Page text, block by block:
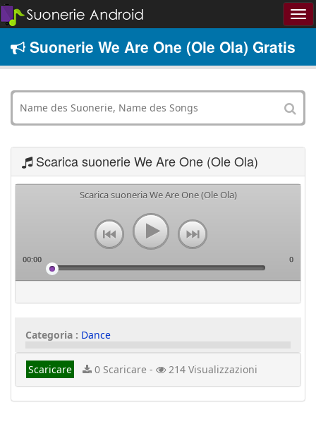
Suonerie We Are One (Ole Ola) Gratis
Scarica suonerie We Are One (Ole Ola)
Scarica suoneria We Are One (Ole Ola)
00:00 0
Categoria : Dance
Scaricare 0 Scaricare - 214 Visualizzazioni